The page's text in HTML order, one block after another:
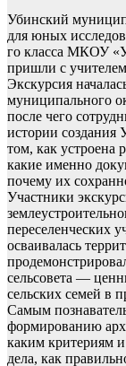
Убинский
для юных
го класса МКОУ
пришли с
Экскурсия
муниципального
после чего
истории создания
том, как устроена
какие именно
почему их
Участники
переселенческих
осваивалась
сельсовета —
сельских семей в
Самым
формированию
каким критериям
дела, как